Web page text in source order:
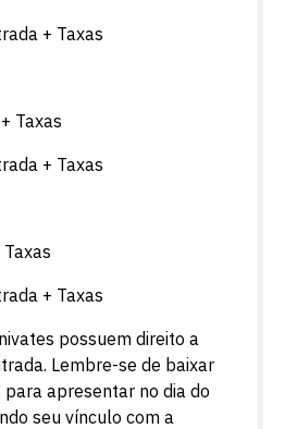
+ Taxas
Taxas
+ Taxas
+ Taxas
possuem direito a
Lembre-se de baixar
apresentar no dia do
seu vínculo com a